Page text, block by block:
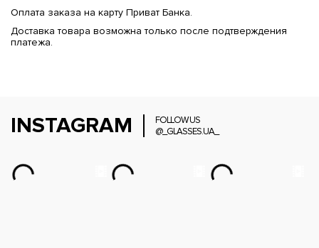
Оплата заказа на карту Приват Банка.
Доставка товара возможна только после подтверждения
платежа.
INSTAGRAM
FOLLOW US
@_GLASSES.UA_